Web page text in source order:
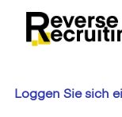
content
Loggen Sie sich